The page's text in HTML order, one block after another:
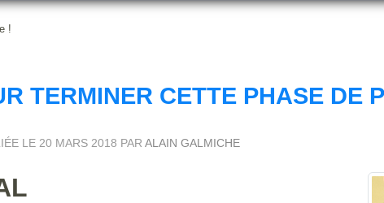
!
TERMINER CETTE PHASE DE
LE 20 MARS 2018 PAR ALAIN GALMICHE